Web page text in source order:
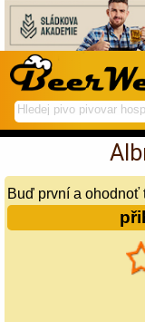
hledej
na
spustí
hledání
Buď první a ohodnoť